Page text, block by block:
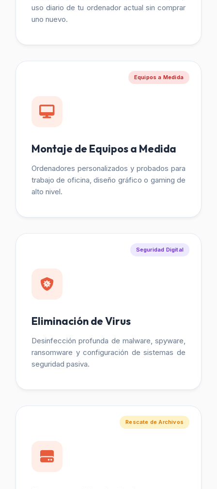
uso diario de tu ordenador actual sin comprar
uno nuevo.
Equipos a Medida
Montaje de Equipos a Medida
Ordenadores personalizados y probados para
trabajo de oficina, diseño gráfico o gaming de
alto nivel.
Seguridad Digital
Eliminación de Virus
Desinfección profunda de malware, spyware,
ransomware y configuración de sistemas de
seguridad pasiva.
Rescate de Archivos